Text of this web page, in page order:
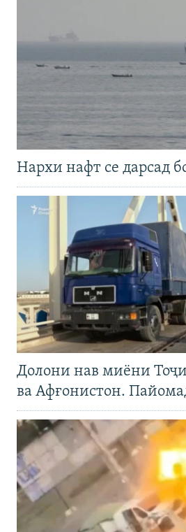
Нархи нафт се дарсад
Долони нав миёни
ва Афғонистон.